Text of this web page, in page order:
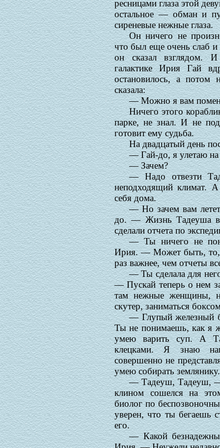
ресницами глаза этой
остальное — обман и
сиреневые нежные глаза.
Он ничего не
что был еще очень слаб и
он сказал взглядом.
галактике Ирия Гай
остановилось, а потом
сказала:
— Можно я вам
Ничего этого
парке, не знал. И не
готовит ему судьба.
На двадцатый день
— Гай-до, я улетаю
— Зачем?
— Надо отвезти
неподходящий климат.
себя дома.
— Но зачем вам
до. — Жизнь Тадеуша
сделали отчета по
— Ты ничего не
Ирия. — Может быть, то,
раз важнее, чем отчеты
— Ты сделала для
— Пускай теперь о нем
там нежные женщины,
скутер, заниматься
— Глупый железный
Ты не понимаешь, как я
умею варить суп. А
клецками. Я знаю
совершенно не
умею собирать
— Тадеуш, Тадеуш, —
клином сошелся на
биолог по
уверен, что ты бегаешь
его.
— Какой